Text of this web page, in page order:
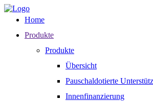
Home
Produkte
Produkte
Übersicht
Pauschaldotierte
Innenfinanzierung